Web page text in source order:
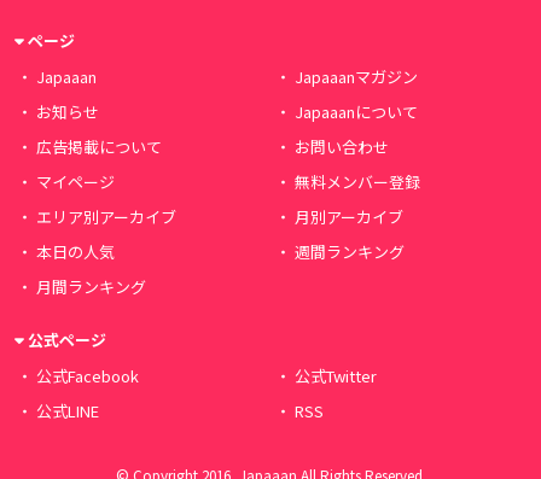
ページ
Japaaan
Japaaanマガジン
お知らせ
Japaaanについて
広告掲載について
お問い合わせ
マイページ
無料メンバー登録
エリア別アーカイブ
月別アーカイブ
本日の人気
週間ランキング
月間ランキング
公式ページ
公式Facebook
公式Twitter
公式LINE
RSS
© Copyright 2016, Japaaan All Rights Reserved.